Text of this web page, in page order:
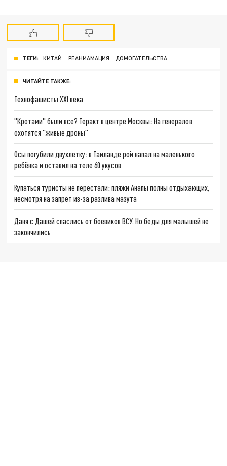
ТЕГИ: КИТАЙ РЕАНИАМАЦИЯ ДОМОГАТЕЛЬСТВА
ЧИТАЙТЕ ТАКЖЕ:
Технофашисты XXI века
"Кротами" были все? Теракт в центре Москвы: На генералов
охотятся "живые дроны"
Осы погубили двухлетку: в Таиланде рой напал на маленького
ребёнка и оставил на теле 60 укусов
Купаться туристы не перестали: пляжи Анапы полны отдыхающих,
несмотря на запрет из-за разлива мазута
Даня с Дашей спаслись от боевиков ВСУ. Но беды для малышей не
закончились